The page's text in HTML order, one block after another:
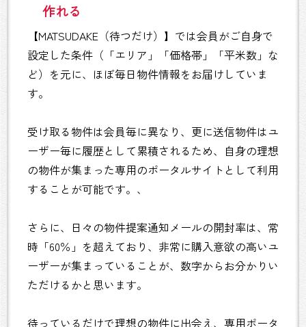
作れる
【MATSUDAKE（待つだけ）】では会員がご自身で
設定した条件（「エリア」「価格帯」「平米数」な
ど）を元に、ほぼ毎日物件情報をお届けしていま
す。
受け取る物件は会員毎に異なり、更に送信物件はユ
ーザー毎に履歴として累積されるため、自身の理想
の物件が集まった専用のポータルサイトとして利用
することが可能です。、
さらに、日々の物件提案通知メールの開封率は、常
時「60％」を超えており、非常に購入意欲の高いユ
ーザーが集まっていることが、数字からお分かりい
ただけるかと思います。
待っているだけで理想の物件に出会え、専用ポータ